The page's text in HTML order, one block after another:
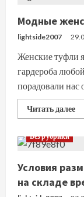
Модные
lightside2007
Женские туфли
гардероба
порадовали нас
Читать далее
Без рубрики
Условия
на складе